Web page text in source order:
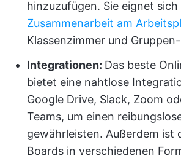
hinzuzufügen. Sie eignet
Zusammenarbeit am
Klassenzimmer und
Integrationen: Das beste
bietet eine nahtlose
Google Drive, Slack, Zoom
Teams, um einen
gewährleisten. Außerdem ist
Boards in verschiedenen